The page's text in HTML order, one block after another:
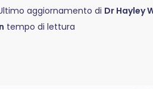
aggiornamento di Dr Hayley
tempo di lettura